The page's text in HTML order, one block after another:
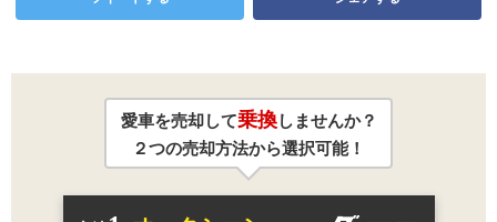
愛車を売却して乗換しませんか？
２つの売却方法から選択可能！